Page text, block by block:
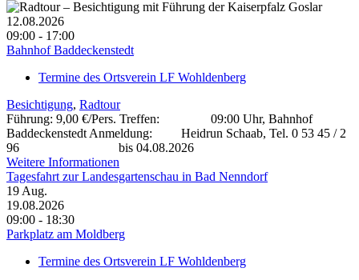
12.08.2026
09:00 - 17:00
Bahnhof Baddeckenstedt
Termine des Ortsverein LF Wohldenberg
Besichtigung, Radtour
Führung: 9,00 €/Pers. Treffen: 09:00 Uhr, Bahnhof
Baddeckenstedt Anmeldung: Heidrun Schaab, Tel. 0 53 45 / 2
96 bis 04.08.2026
Weitere Informationen
Tagesfahrt zur Landesgartenschau in Bad Nenndorf
19 Aug.
19.08.2026
09:00 - 18:30
Parkplatz am Moldberg
Termine des Ortsverein LF Wohldenberg